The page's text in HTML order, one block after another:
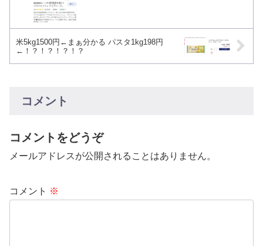
米5kg1500円←まぁ分かる パスタ1kg198円
←！？！？！？！？
コメント
コメントをどうぞ
メールアドレスが公開されることはありません。
コメント ※